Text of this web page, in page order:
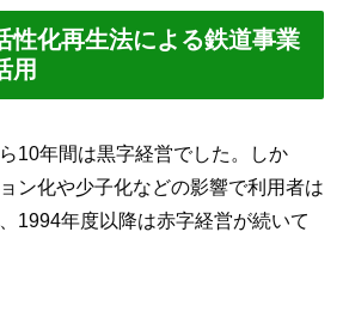
性化再生法による鉄道事業
用
10年間は黒字経営でした。しか
ン化や少子化などの影響で利用者は
1994年度以降は赤字経営が続いて